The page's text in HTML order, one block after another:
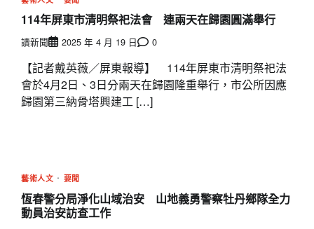
114年屏東市清明祭祀法會 連兩天在歸園圓滿舉行
讀新聞 2025 年 4 月 19 日 0
【記者戴英薇／屏東報導】 114年屏東市清明祭祀法
會於4月2日、3日分兩天在歸園隆重舉行，市公所因應
歸園第三納骨塔興建工 […]
藝術人文 要聞
恆春警分局淨化山域治安 山地義勇警察牡丹鄉隊全力
動員治安訪查工作